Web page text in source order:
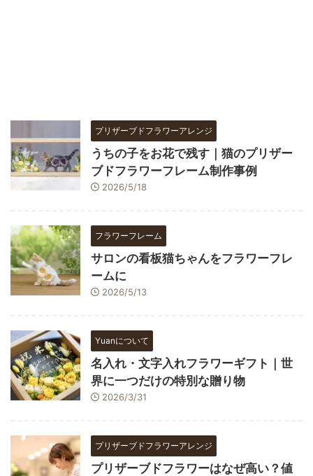
プリザーブドフラワーアレンジ
うちの子をお花で残す｜猫のプリザー
ブドフラワーフレーム制作事例
2026/5/18
フラワーフレーム
サロンの看板猫ちゃんをフラワーフレ
ームに
2026/5/13
Yuanについて
名入れ・文字入れフラワーギフト｜世
界に一つだけの特別な贈り物
2026/3/31
プリザーブドフラワーアレンジ
プリザーブドフラワーはなぜ高い？値